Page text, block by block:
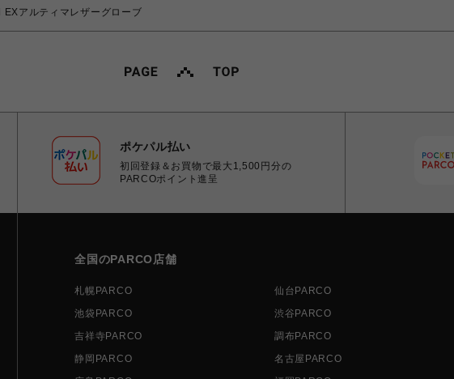
EXアルティマレザーグローブ
ポケパル払い
初回登録＆お買物で最大1,500円分の
PARCOポイント進呈
全国のPARCO店舗
札幌PARCO 仙台PARCO
池袋PARCO
渋谷PARCO
吉祥寺PARCO
調布PARCO
静岡PARCO
名古屋PARCO